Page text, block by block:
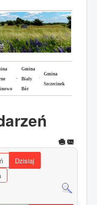
Gmina
Biały
Bór
Gmina
Szczecinek
Dzisiaj